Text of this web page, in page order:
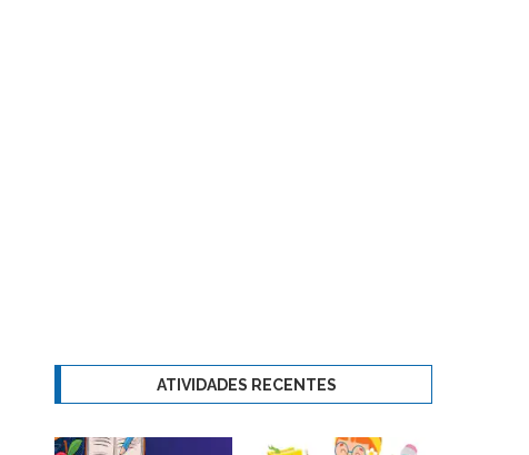
ATIVIDADES RECENTES